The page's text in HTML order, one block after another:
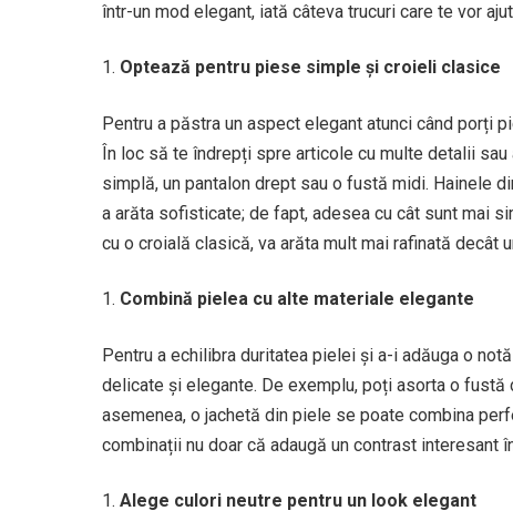
într-un mod elegant, iată câteva trucuri care te vor
Optează pentru piese simple și croieli clasice
Pentru a păstra un aspect elegant atunci când porți
În loc să te îndrepți spre articole cu multe detalii
simplă, un pantalon drept sau o fustă midi. Hainele
a arăta sofisticate; de fapt, adesea cu cât sunt mai
cu o croială clasică, va arăta mult mai rafinată decât
Combină pielea cu alte materiale elegante
Pentru a echilibra duritatea pielei și a-i adăuga o
delicate și elegante. De exemplu, poți asorta o
asemenea, o jachetă din piele se poate combina
combinații nu doar că adaugă un contrast interesant
Alege culori neutre pentru un look elegant